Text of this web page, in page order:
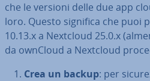
che le versioni delle due app
loro. Questo significa che puoi
10.13.x a Nextcloud 25.0.x
da ownCloud a Nextcloud
Crea un backup: per